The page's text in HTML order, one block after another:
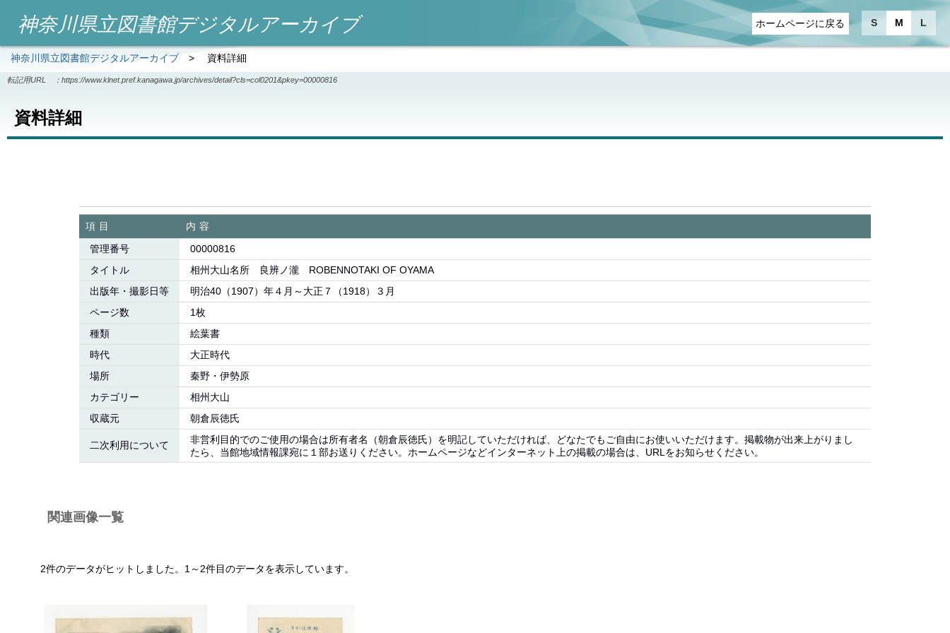
S M L
ホームページに戻る
神奈川県立図書館デジタルアーカイブ
神奈川県立図書館デジタルアーカイブ> 資料詳細
転記用URL ： https://www.klnet.pref.kanagawa.jp/archives/detail?cls=col0201&pkey=00000816
資料詳細
項目
内容
管理番号
00000816
タイトル
相州大山名所 良辨ノ瀧 ROBENNOTAKI OF OYAMA
出版年・撮影日等
明治40（1907）年４月～大正７（1918）３月
ページ数
1枚
種類
絵葉書
時代
大正時代
場所
秦野・伊勢原
カテゴリー
相州大山
収蔵元
朝倉辰徳氏
二次利用について
非営利目的でのご使用の場合は所有者名（朝倉辰徳氏）を明記していただければ、どなたでもご自由にお使いいただけます。掲載物が出来上がりまし
たら、当館地域情報課宛に１部お送りください。ホームページなどインターネット上の掲載の場合は、URLをお知らせください。
関連画像一覧
2件のデータがヒットしました。1～2件目のデータを表示しています。